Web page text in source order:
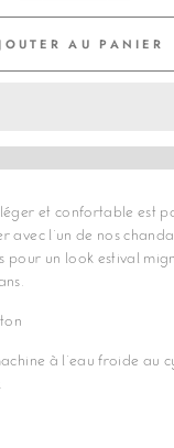
AU PANIER
et confortable est
avec l'un de nos
pour un look estival
à l'eau froide au